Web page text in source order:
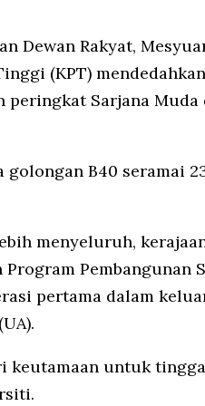
Dewan Rakyat,
(KPT)
Sarjana
B40 seramai
menyeluruh,
Pembangunan
pertama dalam
untuk